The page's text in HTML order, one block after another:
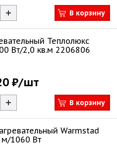
В корзину
Теплолюкс
Вт/2,0 кв.м 2206806
₽/шт
В корзину
Warmstad
м/1060 Вт